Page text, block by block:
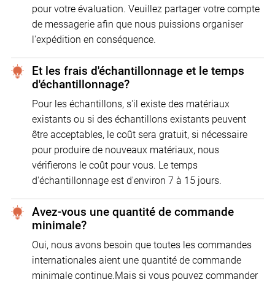
pour votre évaluation. Veuillez partager votre compte
de messagerie afin que nous puissions organiser
l'expédition en conséquence.
Et les frais d'échantillonnage et le temps
d'échantillonnage?
Pour les échantillons, s'il existe des matériaux
existants ou si des échantillons existants peuvent
être acceptables, le coût sera gratuit, si nécessaire
pour produire de nouveaux matériaux, nous
vérifierons le coût pour vous. Le temps
d'échantillonnage est d'environ 7 à 15 jours.
Avez-vous une quantité de commande
minimale?
Oui, nous avons besoin que toutes les commandes
internationales aient une quantité de commande
minimale continue.Mais si vous pouvez commander